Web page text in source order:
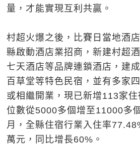
量，才能實現互利共贏。
村超火爆之後，比賽日當地酒
縣啟動酒店業招商，新建村超
七天酒店等品牌連鎖酒店，建
百草堂等特色民宿，並有多家
或相繼開業，現已新增113家
位數從5000多個增至11000多
月，全縣住宿行業入住率
萬元，同比增長60%。